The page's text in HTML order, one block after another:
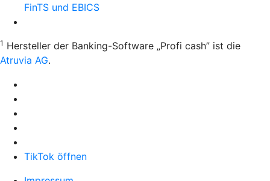
FinTS und EBICS
1 Hersteller der Banking-Software „Profi cash” ist die
Atruvia AG.
TikTok öffnen